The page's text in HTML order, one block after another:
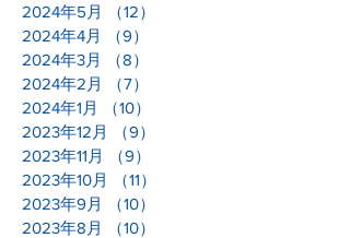
2024年5月
（12）
2024年4月
（9）
2024年3月
（8）
2024年2月
（7）
2024年1月
（10）
2023年12月
（9）
2023年11月
（9）
2023年10月
（11）
2023年9月
（10）
2023年8月
（10）